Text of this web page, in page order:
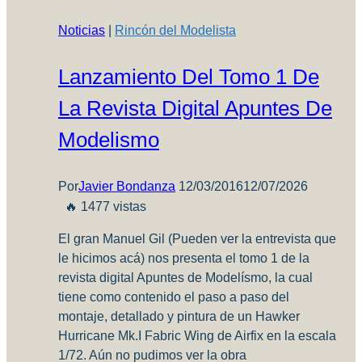
Noticias Rincón del Modelista
Lanzamiento Del Tomo 1 De
La Revista Digital Apuntes De
Modelismo
PorJavier Bondanza 12/03/201612/07/2026
🔥 1477 vistas
El gran Manuel Gil (Pueden ver la entrevista que
le hicimos acá) nos presenta el tomo 1 de la
revista digital Apuntes de Modelísmo, la cual
tiene como contenido el paso a paso del
montaje, detallado y pintura de un Hawker
Hurricane Mk.I Fabric Wing de Airfix en la escala
1/72. Aún no pudimos ver la obra